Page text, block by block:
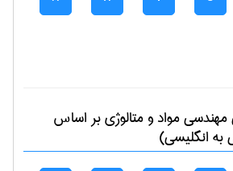
مهندسی مواد و متالوژیبر اساس
به انگلیسی)